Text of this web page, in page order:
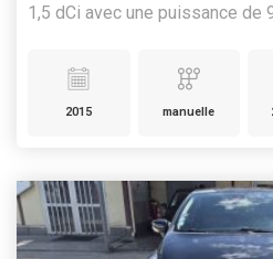
1,5 dCi avec une puissance de
2015 manuelle